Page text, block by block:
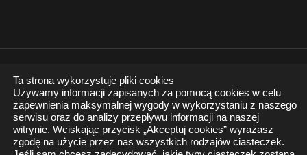
© 2022 by podlogidrzwi.eu
Wszystkie prawa zastrzeżone
Polityka prywatności
Realizacja:
Ta strona wykorzystuje pliki cookies
Używamy informacji zapisanych za pomocą cookies w celu
zapewnienia maksymalnej wygody w wykorzystaniu z naszego
serwisu oraz do analizy przepływu informacji na naszej
witrynie. Wciskając przycisk „Akceptuj cookies” wyrażasz
zgodę na użycie przez nas wszystkich rodzajów ciasteczek.